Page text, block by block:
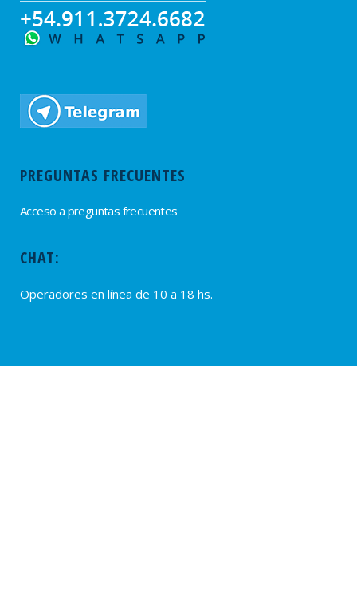
PREGUNTAS FRECUENTES
Acceso a preguntas frecuentes
CHAT:
Operadores en línea de 10 a 18 hs.
PROVEEDORES